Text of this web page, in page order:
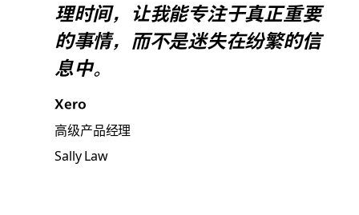
理时间，让我能专注于真正重要
的事情，而不是迷失在纷繁的信
息中。
Xero
高级产品经理
Sally Law